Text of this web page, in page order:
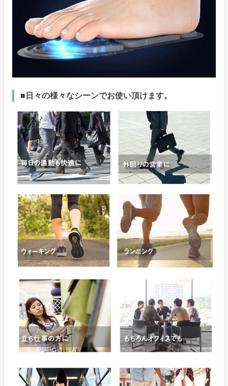
■日々の様々なシーンでお使い頂けます。